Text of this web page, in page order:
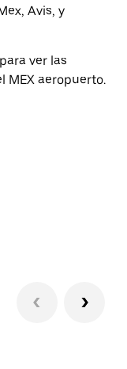
Avis, y
ver las
MEX aeropuerto.